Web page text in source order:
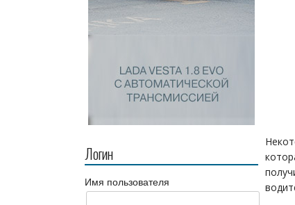
Логин
Имя пользователя